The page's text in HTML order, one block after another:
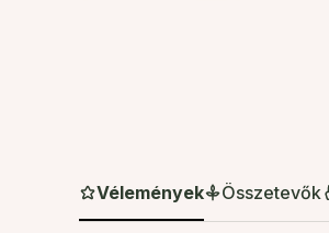
Vélemények Összetevők